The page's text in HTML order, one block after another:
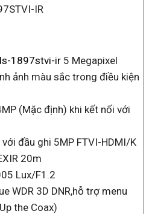
IR
1897stvi-ir 5 Megapixel
ảnh màu sắc trong điều kiện
(Mặc định) khi kết nối với
đầu ghi 5MP FTVI-HDMI/K
20m
Lux/F1.2
WDR 3D DNR,hỗ trợ menu
the Coax)